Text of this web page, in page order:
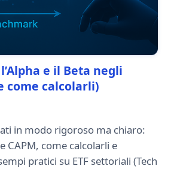
e il Beta negli
come calcolarli)
in modo rigoroso ma chiaro:
CAPM, come calcolarli e
pratici su ETF settoriali (Tech